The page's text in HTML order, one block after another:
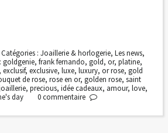
Catégories : Joaillerie & horlogerie, Les news,
goldgenie,frank fernando,gold,or,platine,
exclusif, exclusive, luxe, luxury, or rose, gold
de rose, rose en or, golden rose, saint
, precious, idée cadeaux, amour, love,
day 0commentaire